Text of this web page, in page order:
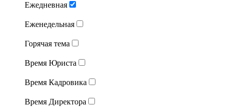
Ежедневная
Еженедельная
Горячая тема
Время Юриста
Время Кадровика
Время Директора